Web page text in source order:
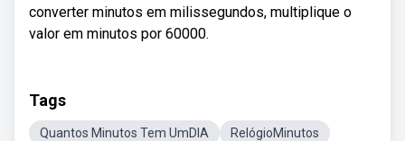
converter minutos em milissegundos, multiplique o
valor em minutos por 60000.
Tags
Quantos Minutos Tem UmDIA
RelógioMinutos